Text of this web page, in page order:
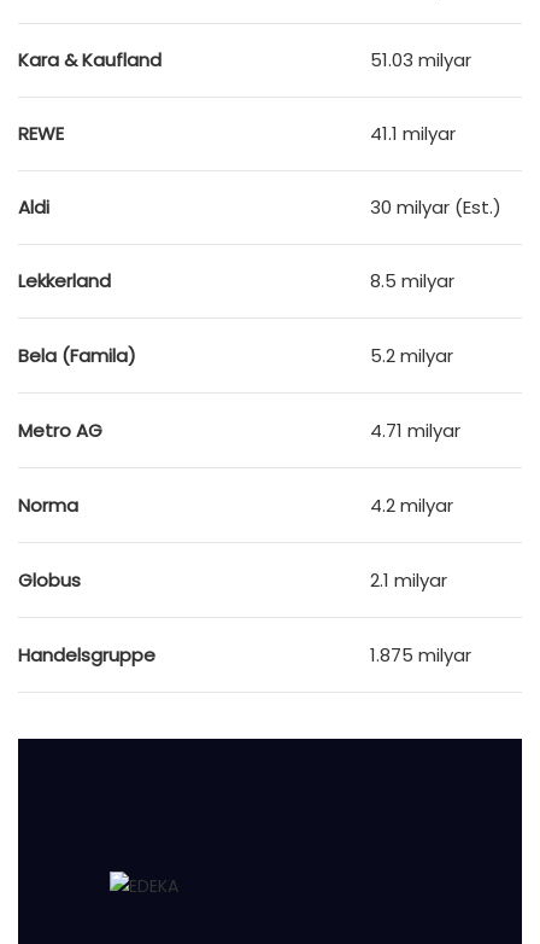
Kara & Kaufland 51.03 milyar
REWE 41.1 milyar
Aldi 30 milyar (Est.)
Lekkerland 8.5 milyar
Bela (Famila) 5.2 milyar
Metro AG 4.71 milyar
Norma 4.2 milyar
Globus 2.1 milyar
Handelsgruppe 1.875 milyar